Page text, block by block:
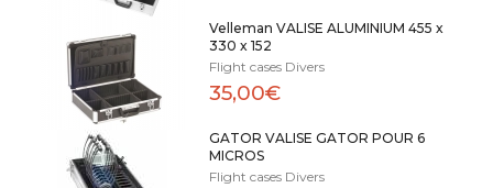
Velleman VALISE ALUMINIUM 455 x
330 x 152
Flight cases Divers
35,00€
GATOR VALISE GATOR POUR 6
MICROS
Flight cases Divers